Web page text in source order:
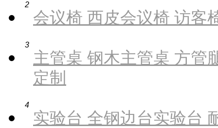
2
会议椅 西皮会议椅 访客
3
主管桌 钢木主管桌 方管
定制
4
实验台 全钢边台实验台